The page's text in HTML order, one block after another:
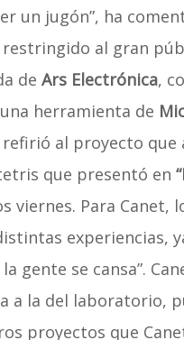
un jugón”, ha
al gran
de Ars Electrónica,
herramienta de
al proyecto
que presentó en
viernes. Para Canet,
experiencias,
gente se cansa”.
a la del laboratorio,
proyectos que